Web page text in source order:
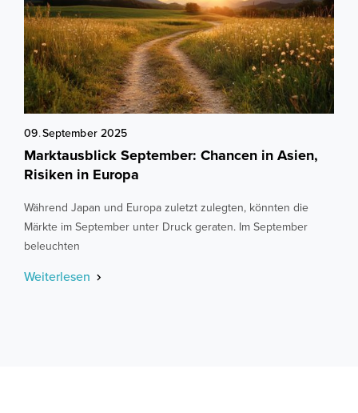
09.September 2025
Marktausblick September: Chancen in Asien,
Risiken in Europa
Während Japan und Europa zuletzt zulegten, könnten die
Märkte im September unter Druck geraten. Im September
beleuchten
Weiterlesen